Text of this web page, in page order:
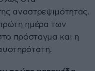
αναστρεψιμότητας.
ημέρα των
πρόσταγμα και η